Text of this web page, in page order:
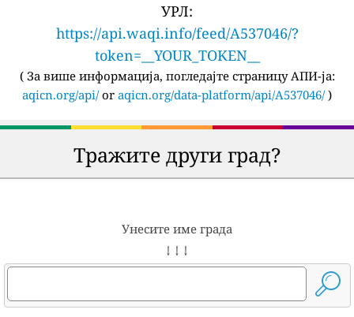
УРЛ:
https://api.waqi.info/feed/A537046/?
token=__YOUR_TOKEN__
( За више информација, погледајте страницу АПИ-ја:
aqicn.org/api/or aqicn.org/data-platform/api/A537046/)
Тражите други град?
Унесите име града
↓ ↓ ↓